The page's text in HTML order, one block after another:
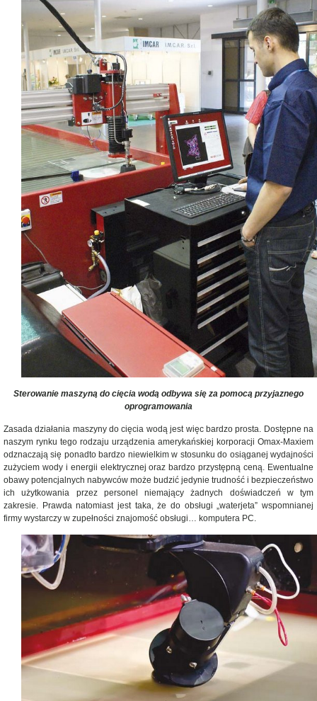
Sterowanie maszyną do cięcia wodą odbywa się za pomocą przyjaznego
oprogramowania
Zasada działania maszyny do cięcia wodą jest więc bardzo prosta. Dostępne na
naszym rynku tego rodzaju urządzenia amerykańskiej korporacji Omax-Maxiem
odznaczają się ponadto bardzo niewielkim w stosunku do osiąganej wydajności
zużyciem wody i energii elektrycznej oraz bardzo przystępną ceną. Ewentualne
obawy potencjalnych nabywców może budzić jedynie trudność i bezpieczeństwo
ich użytkowania przez personel niemający żadnych doświadczeń w tym
zakresie. Prawda natomiast jest taka, że do obsługi „waterjeta” wspomnianej
firmy wystarczy w zupełności znajomość obsługi… komputera PC.